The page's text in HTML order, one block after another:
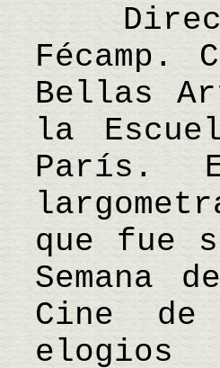
Fécamp.
Bellas
la
París.
que fue
Cine